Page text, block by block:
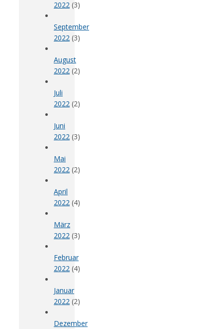
2022 (3)
September
2022 (3)
August
2022 (2)
Juli
2022 (2)
Juni
2022 (3)
Mai
2022 (2)
April
2022 (4)
März
2022 (3)
Februar
2022 (4)
Januar
2022 (2)
Dezember